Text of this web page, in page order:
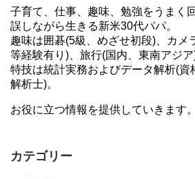
子育て、仕事、趣味、勉強をうまく
誤しながら生きる新米30代パパ。
趣味は囲碁(5級、めざせ初段)、カメ
等経験有り)、旅行(国内、東南アジア)
特技は統計実務およびデータ解析(資
解析士)。
お役に立つ情報を提供していきます。
カテゴリー